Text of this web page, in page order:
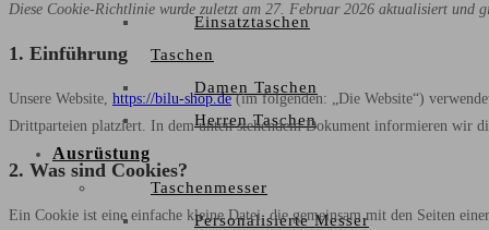
Einsatztaschen
Taschen
Damen Taschen
Herren Taschen
Ausrüstung
Taschenmesser
Personalisierte Messer
Diese Cookie-Richtlinie wurde zuletzt am 27. Februar 2026 aktualisiert und
1. Einführung
Unsere Website, https://bilu-shop.de(im folgenden: „Die Website“)
Drittparteien platziert. In dem unten stehendem Dokument informieren wir
2. Was sind Cookies?
Ein Cookie ist eine einfache kleine Datei, die gemeinsam mit den Seiten